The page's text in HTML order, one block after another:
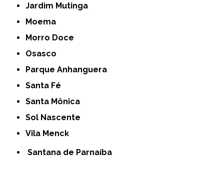
Jardim Mutinga
Moema
Morro Doce
Osasco
Parque Anhanguera
Santa Fé
Santa Mônica
Sol Nascente
Vila Menck
Santana de Parnaíba